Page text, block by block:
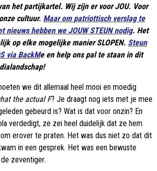
het partijkartel. Wij zijn er voor JOU. Voor
cultuur. Maar om patriottisch verslag te
nieuws hebben we JOUW STEUN nodig. Het
op elke mogelijke manier SLOPEN. Steun
via BackMe en help ons pal te staan in dit
we dit allemaal heel mooi en moedig
the actual F? Je draagt nog iets met je mee
gebeurd is? Wat is dat voor onzin? En
verdedigt, ze zei heel duidelijk dat ze hem
erover te praten. Het was dus niet zo dat dit
in een gesprek. Het was een bewuste
zeventiger.